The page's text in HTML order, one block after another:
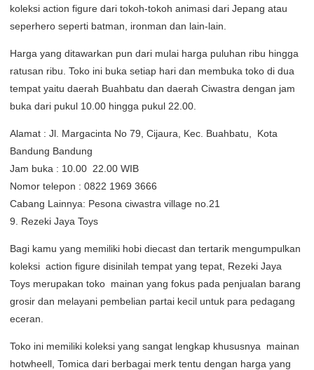
koleksi action figure dari tokoh-tokoh animasi dari Jepang atau
seperhero seperti batman, ironman dan lain-lain.
Harga yang ditawarkan pun dari mulai harga puluhan ribu hingga
ratusan ribu. Toko ini buka setiap hari dan membuka toko di dua
tempat yaitu daerah Buahbatu dan daerah Ciwastra dengan jam
buka dari pukul 10.00 hingga pukul 22.00.
Alamat : Jl. Margacinta No 79, Cijaura, Kec. Buahbatu, Kota
Bandung Bandung
Jam buka : 10.00  22.00 WIB
Nomor telepon : 0822 1969 3666
Cabang Lainnya: Pesona ciwastra village no.21
9. Rezeki Jaya Toys
Bagi kamu yang memiliki hobi diecast dan tertarik mengumpulkan
koleksi action figure disinilah tempat yang tepat, Rezeki Jaya
Toys merupakan toko mainan yang fokus pada penjualan barang
grosir dan melayani pembelian partai kecil untuk para pedagang
eceran.
Toko ini memiliki koleksi yang sangat lengkap khususnya mainan
hotwheell, Tomica dari berbagai merk tentu dengan harga yang